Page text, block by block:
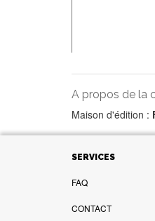
A propos de la
Maison d'édition :
SERVICES
FAQ
CONTACT